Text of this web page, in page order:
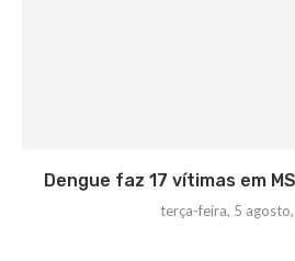
Dengue faz 17 vítimas em
terça-feira, 5